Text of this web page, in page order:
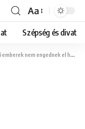
Font
Resizer
Aa
Szépség és divat
engednek el harc nélkül: Így szabadulj meg tőlük végleg